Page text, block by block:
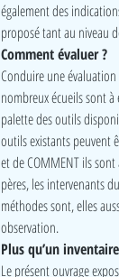
également des
proposé tant au niveau
Comment évaluer ?
Conduire une
nombreux écueils sont
palette des outils
outils existants peuvent
et de COMMENT ils
pères, les intervenants
méthodes sont, elles
observation.
Plus qu’un
Le présent ouvrage